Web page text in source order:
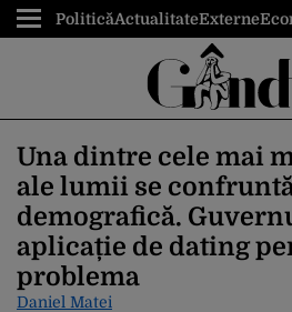
PoliticăActualitateExterne
Una dintre cele mai
ale lumii se
demografică.
aplicație de dating
problema
Daniel Matei